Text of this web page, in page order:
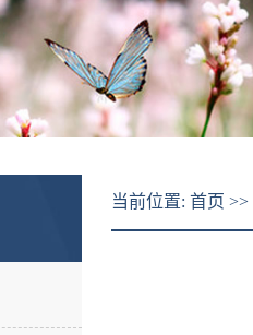
当前位置: 首页 >>